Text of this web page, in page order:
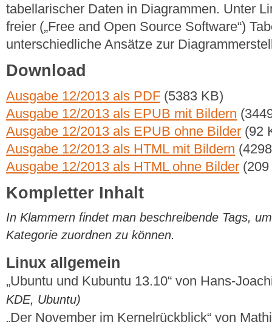
tabellarischer Daten in Diagrammen. Unter
freier („Free and Open Source Software“)
unterschiedliche Ansätze zur
Download
Ausgabe 12/2013 als PDF (5383 KB)
Ausgabe 12/2013 als EPUB mit Bildern
Ausgabe 12/2013 als EPUB ohne Bilder (92
Ausgabe 12/2013 als HTML mit Bildern
Ausgabe 12/2013 als HTML ohne Bilder
Kompletter Inhalt
In Klammern findet man beschreibende Tags,
Kategorie zuordnen zu können.
Linux allgemein
„Ubuntu und Kubuntu 13.10“ von Hans-
KDE, Ubuntu)
„Der November im Kernelrückblick“ von